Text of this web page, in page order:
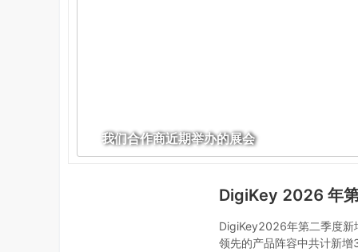
我们合作商近期举办的展会
DigiKey2026年第二季度
领先的产品阵容中共计新